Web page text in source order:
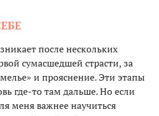
после нескольких
сумасшедшей страсти, за
и прояснение. Эти этапы
где-то там дальше. Но если
меня важнее научиться